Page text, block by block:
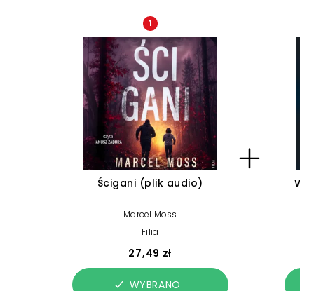
1
Ścigani (plik audio)
Marcel Moss
Filia
27,49 zł
WYBRANO